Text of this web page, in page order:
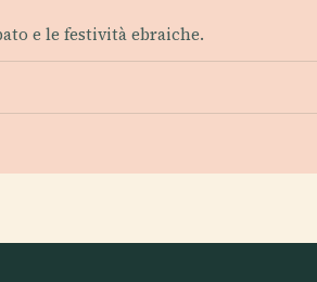
e le festività ebraiche.